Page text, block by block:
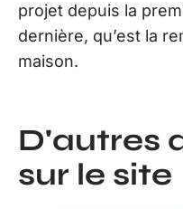
projet depuis la
dernière, qu’est la
maison.
D'autres
sur le site